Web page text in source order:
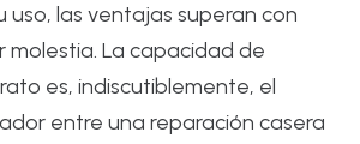
uso, las ventajas superan con
molestia. La capacidad de
es, indiscutiblemente, el
entre una reparación casera